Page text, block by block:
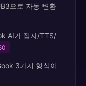
으로 자동 변환
AI가 점자/TTS/
3가지 형식이